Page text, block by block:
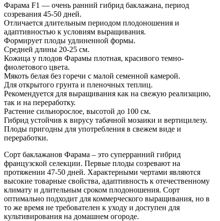
Фарама F1 — очень ранний гибрид баклажана, период
созревания 45-50 дней.
Отличается длительным периодом плодоношения и
адаптивностью к условиям выращивания.
Формирует плоды удлиненной формы.
Средней длины 20-25 см.
Кожица у плодов Фарамы плотная, красивого темно-
фиолетового цвета.
Мякоть белая без горечи с малой семенной камерой.
Для открытого грунта и пленочных теплиц.
Рекомендуется для выращивания как на свежую реализацию,
так и на переработку.
Растение сильнорослое, высотой до 100 см.
Гибрид устойчив к вирусу табачной мозаики и вертицилезу.
Плоды пригодны для употребления в свежем виде и
переработки.
Сорт баклажанов Фарама – это суперранний гибрид
французской селекции. Первые плоды созревают на
протяжении 47-50 дней. Характерными чертами являются
высокие товарные свойства, адаптивность к отечественному
климату и длительным сроком плодоношения. Сорт
оптимально подходит для коммерческого выращивания, но в
то же время не требователен к уходу и доступен для
культивирования на домашнем огороде.